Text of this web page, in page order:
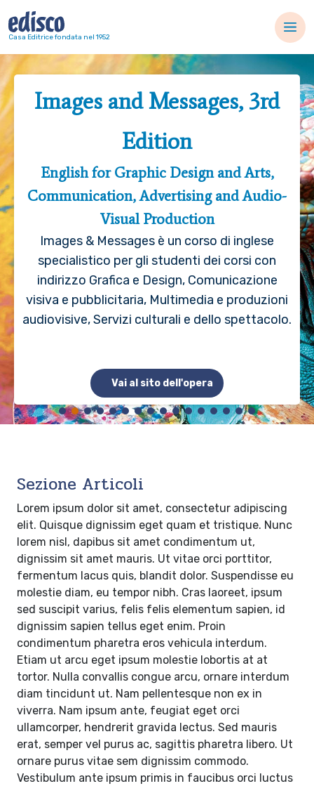
Navigazione principale
Casa Editrice fondata nel 1952
Images and Messages, 3rd
Edition
English for Graphic Design and Arts,
Communication, Advertising and Audio-
Visual Production
Images & Messages è un corso di inglese
specialistico per gli studenti dei corsi con
indirizzo Grafica e Design, Comunicazione
visiva e pubblicitaria, Multimedia e produzioni
audiovisive, Servizi culturali e dello spettacolo.
Vai al sito dell'opera
Sezione Articoli
Lorem ipsum dolor sit amet, consectetur adipiscing
elit. Quisque dignissim eget quam et tristique. Nunc
lorem nisl, dapibus sit amet condimentum ut,
dignissim sit amet mauris. Ut vitae orci porttitor,
fermentum lacus quis, blandit dolor. Suspendisse eu
molestie diam, eu tempor nibh. Cras laoreet, ipsum
sed suscipit varius, felis felis elementum sapien, id
dignissim sapien tellus eget enim. Proin
condimentum pharetra eros vehicula interdum.
Etiam ut arcu eget ipsum molestie lobortis at at
tortor. Nulla convallis congue arcu, ornare interdum
diam tincidunt ut. Nam pellentesque non ex in
viverra. Nam ipsum ante, feugiat eget orci
ullamcorper, hendrerit gravida lectus. Sed mauris
erat, semper vel purus ac, sagittis pharetra libero. Ut
ornare purus vitae sem dignissim commodo.
Vestibulum ante ipsum primis in faucibus orci luctus